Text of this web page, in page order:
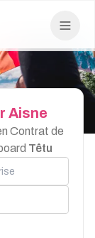
Aisne
Contrat de
Têtu